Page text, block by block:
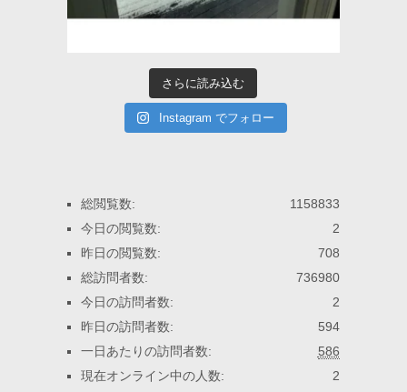
さらに読み込む
Instagram でフォロー
1158833
総閲覧数:
2
今日の閲覧数:
708
昨日の閲覧数:
736980
総訪問者数:
2
今日の訪問者数:
594
昨日の訪問者数:
586
一日あたりの訪問者数:
2
現在オンライン中の人数: